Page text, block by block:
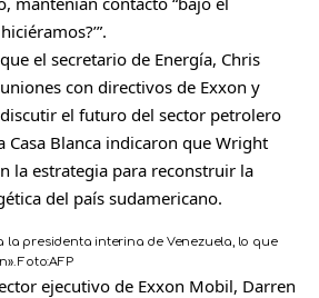
el secretario de Energía, Chris
con directivos de Exxon y
el futuro del sector petrolero
Casa Blanca indicaron que Wright
la estrategia para reconstruir la
del país sudamericano.
la presidenta interina de Venezuela, lo que
Foto:AFP
ejecutivo de Exxon Mobil, Darren